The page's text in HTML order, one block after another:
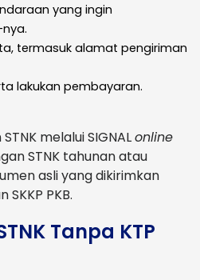
yang ingin
termasuk alamat pengiriman
lakukan pembayaran.
melalui SIGNALonline
STNK tahunan atau
asli yang dikirimkan
PKB.
Tanpa KTP